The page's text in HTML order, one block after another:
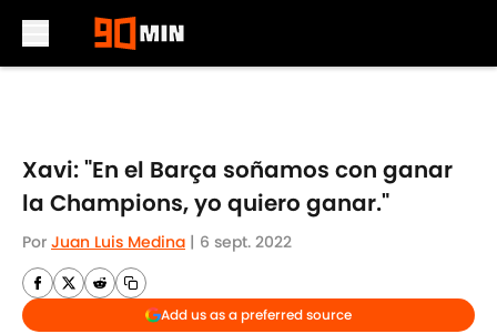
Xavi: "En el Barça soñamos con ganar
la Champions, yo quiero ganar."
Por Juan Luis Medina | 6 sept. 2022
Add us as a preferred source